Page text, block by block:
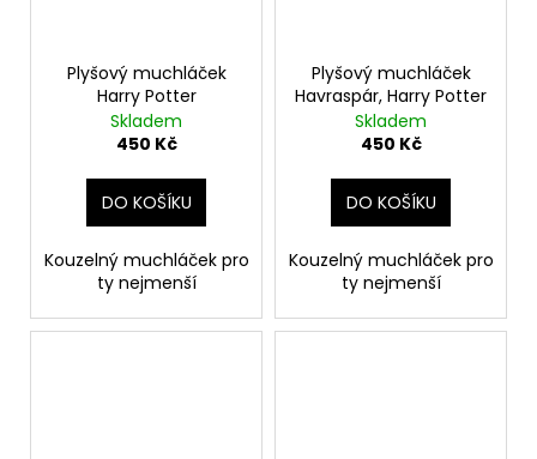
Plyšový muchláček
Harry Potter
Skladem
450 Kč
DO KOŠÍKU
Kouzelný muchláček pro
ty nejmenší
Plyšový muchláček
Havraspár, Harry Potter
Skladem
450 Kč
DO KOŠÍKU
Kouzelný muchláček pro
ty nejmenší